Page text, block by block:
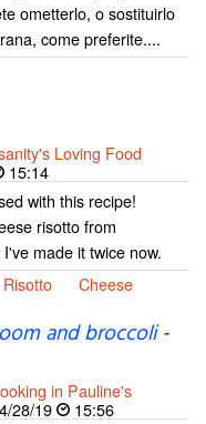
ometterlo, o sostituirlo
come preferite....
Loving Food
15:14
with this recipe!
risotto from
made it twice now.
Risotto Cheese
and broccoli-
in Pauline's
28/19
15:56